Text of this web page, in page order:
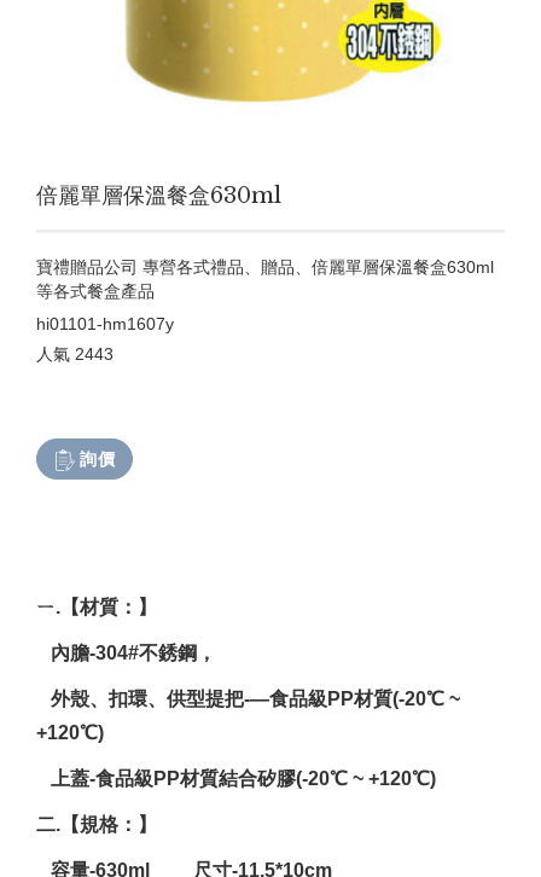
倍麗單層保溫餐盒630ml
寶禮贈品公司 專營各式禮品、贈品、倍麗單層保溫餐盒630ml
等各式餐盒產品
hi01101-hm1607y
人氣 2443
詢價
ㄧ.【材質：】
內膽-304#不銹鋼，
外殼、扣環、供型提把-—食品級PP材質(-20℃ ~
+120℃)
上蓋-食品級PP材質結合矽膠(-20℃ ~ +120℃)
二.【規格：】
容量-630ml 尺寸-11.5*10cm